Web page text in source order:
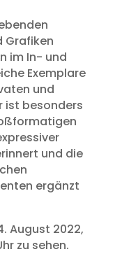
Grafiken
im In- und
Exemplare
und
ist besonders
und die
ergänzt
August 2022,
zu sehen.